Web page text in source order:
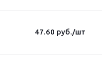
47.60 руб./шт